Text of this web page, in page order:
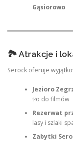
Gąsiorowo
🏞 Atrakcje i
Serock oferuje
Jezioro
tło do filmów
Rezerwat
lasy i szlaki
Zabytki